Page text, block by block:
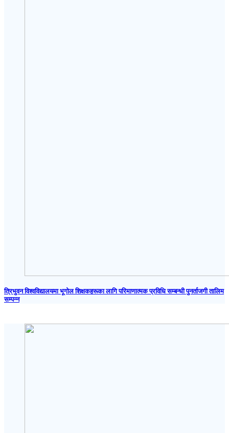
त्रिभुवन विश्वविद्यालयमा भूगोल शिक्षकहरूका लागि परिमाणात्मक प्रविधि सम्बन्धी पुनर्ताजगी तालिम
सम्पन्न